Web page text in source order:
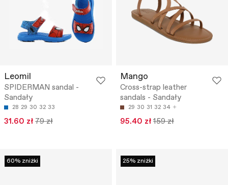
Leomil
SPIDERMAN sandal -
Sandały
28 29 30 32 33
31.60 zł 79 zł
Mango
Cross-strap leather
sandals - Sandały
29 30 31 32 34
95.40 zł 159 zł
60% zniżki 25% zniżki